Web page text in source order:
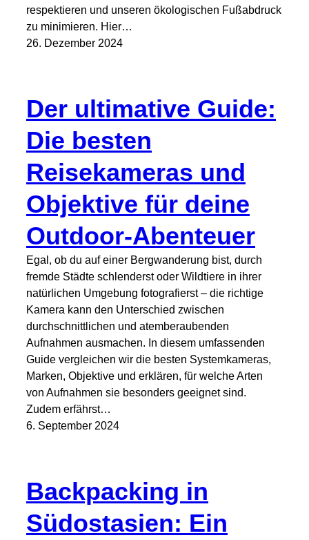
respektieren und unseren ökologischen Fußabdruck
zu minimieren. Hier…
26. Dezember 2024
Der ultimative Guide:
Die besten
Reisekameras und
Objektive für deine
Outdoor-Abenteuer
Egal, ob du auf einer Bergwanderung bist, durch
fremde Städte schlenderst oder Wildtiere in ihrer
natürlichen Umgebung fotografierst – die richtige
Kamera kann den Unterschied zwischen
durchschnittlichen und atemberaubenden
Aufnahmen ausmachen. In diesem umfassenden
Guide vergleichen wir die besten Systemkameras,
Marken, Objektive und erklären, für welche Arten
von Aufnahmen sie besonders geeignet sind.
Zudem erfährst…
6. September 2024
Backpacking in
Südostasien: Ein